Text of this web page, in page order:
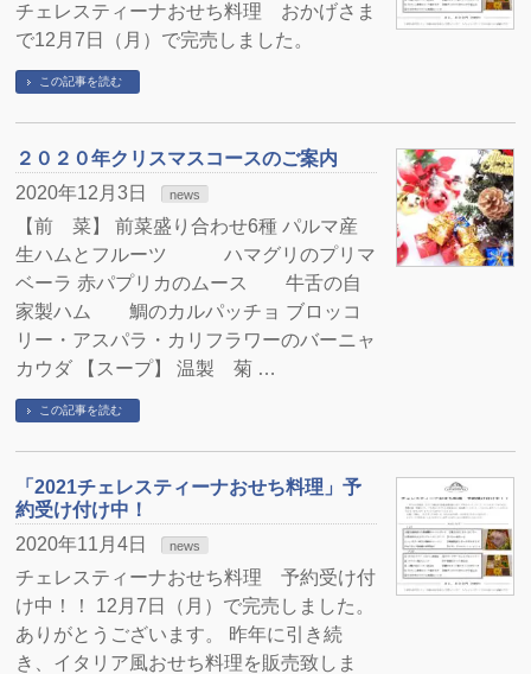
チェレスティーナおせち料理 おかげさま
で12月7日（月）で完売しました。
この記事を読む
２０２０年クリスマスコースのご案内
2020年12月3日
news
【前 菜】 前菜盛り合わせ6種 パルマ産
生ハムとフルーツ ハマグリのプリマ
ベーラ 赤パプリカのムース 牛舌の自
家製ハム 鯛のカルパッチョ ブロッコ
リー・アスパラ・カリフラワーのバーニャ
カウダ 【スープ】 温製 菊 …
この記事を読む
「2021チェレスティーナおせち料理」予
約受け付け中！
2020年11月4日
news
チェレスティーナおせち料理 予約受け付
け中！！ 12月7日（月）で完売しました。
ありがとうございます。 昨年に引き続
き、イタリア風おせち料理を販売致しま